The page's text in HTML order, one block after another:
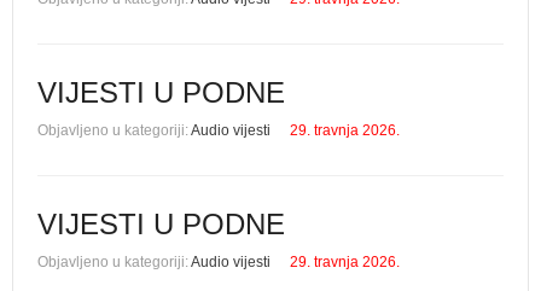
VIJESTI U PODNE
Objavljeno u kategoriji:Audio vijesti 29. travnja 2026.
VIJESTI U PODNE
Objavljeno u kategoriji:Audio vijesti 29. travnja 2026.